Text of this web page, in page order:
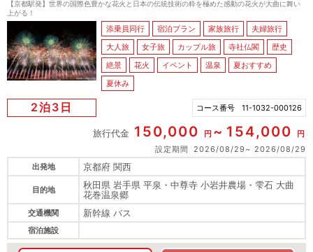
【京都駅発】世界の国際色豊かな花火と日本の伝統技術の粋を極めた感動の花火が大曲に舞い
上がる！
添乗員同行 宿泊プラン 家族旅行
夫婦旅行
大人旅
女子旅 カップル旅 寺社仏閣
歴史
絶景
花火 イベント 温泉
夏おすすめ
夏休み
2泊3日 コース番号 11-1032-000126
旅行代金 150,000 円 154,000
円
設定期間
2026/08/29
2026/08/29
出発地
京都府 関西
目的地
秋田県 岩手県 平泉・中尊寺 小岩井農場・雫石 大曲
花巻温泉郷
交通機関 新幹線 バス
宿泊施設